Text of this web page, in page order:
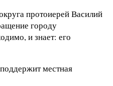
протоиерей Василий
городу
и знает: его
местная